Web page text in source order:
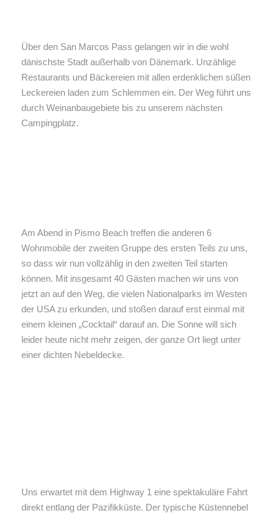
Über den San Marcos Pass gelangen wir in die wohl
dänischste Stadt außerhalb von Dänemark. Unzählige
Restaurants und Bäckereien mit allen erdenklichen süßen
Leckereien laden zum Schlemmen ein. Der Weg führt uns
durch Weinanbaugebiete bis zu unserem nächsten
Campingplatz.
Am Abend in Pismo Beach treffen die anderen 6
Wohnmobile der zweiten Gruppe des ersten Teils zu uns,
so dass wir nun vollzählig in den zweiten Teil starten
können. Mit insgesamt 40 Gästen machen wir uns von
jetzt an auf den Weg, die vielen Nationalparks im Westen
der USA zu erkunden, und stoßen darauf erst einmal mit
einem kleinen „Cocktail“ darauf an. Die Sonne will sich
leider heute nicht mehr zeigen, der ganze Ort liegt unter
einer dichten Nebeldecke.
Uns erwartet mit dem Highway 1 eine spektakuläre Fahrt
direkt entlang der Pazifikküste. Der typische Küstennebel